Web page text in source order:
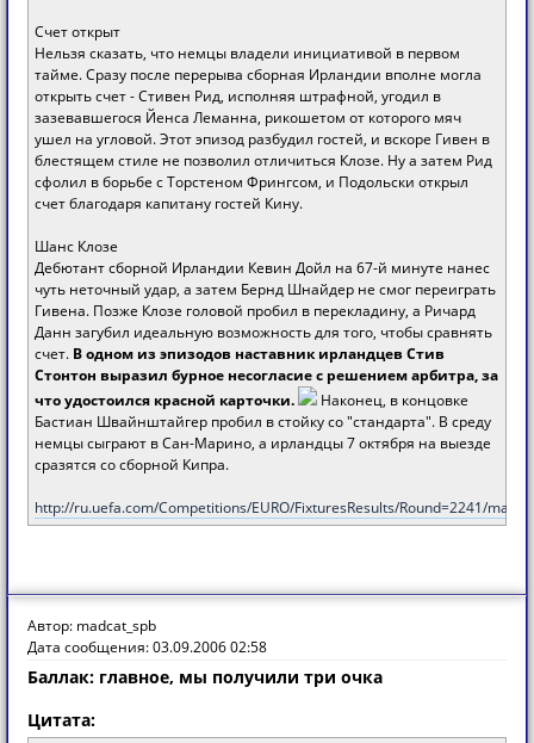
Счет открыт
Нельзя сказать, что немцы владели инициативой в первом
тайме. Сразу после перерыва сборная Ирландии вполне могла
открыть счет - Стивен Рид, исполняя штрафной, угодил в
зазевавшегося Йенса Леманна, рикошетом от которого мяч
ушел на угловой. Этот эпизод разбудил гостей, и вскоре Гивен в
блестящем стиле не позволил отличиться Клозе. Ну а затем Рид
сфолил в борьбе с Торстеном Фрингсом, и Подольски открыл
счет благодаря капитану гостей Кину.
Шанс Клозе
Дебютант сборной Ирландии Кевин Дойл на 67-й минуте нанес
чуть неточный удар, а затем Бернд Шнайдер не смог переиграть
Гивена. Позже Клозе головой пробил в перекладину, а Ричард
Данн загубил идеальную возможность для того, чтобы сравнять
счет. В одном из эпизодов наставник ирландцев Стив
Стонтон выразил бурное несогласие с решением арбитра, за
что удостоился красной карточки.
Наконец, в концовке
Бастиан Швайнштайгер пробил в стойку со "стандарта". В среду
немцы сыграют в Сан-Марино, а ирландцы 7 октября на выезде
сразятся со сборной Кипра.
http://ru.uefa.com/Competitions/EURO/FixturesResults/Round=2241/
Автор: madcat_spb
Дата сообщения: 03.09.2006 02:58
Баллак: главное, мы получили три очка
Цитата: